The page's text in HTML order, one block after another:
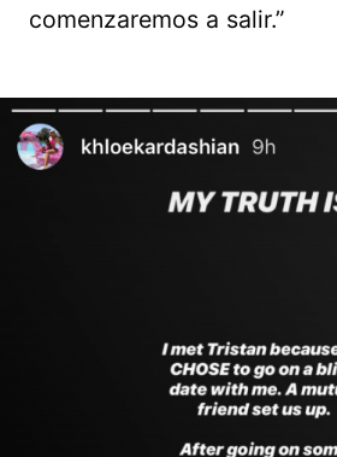
comenzaremos a salir.”